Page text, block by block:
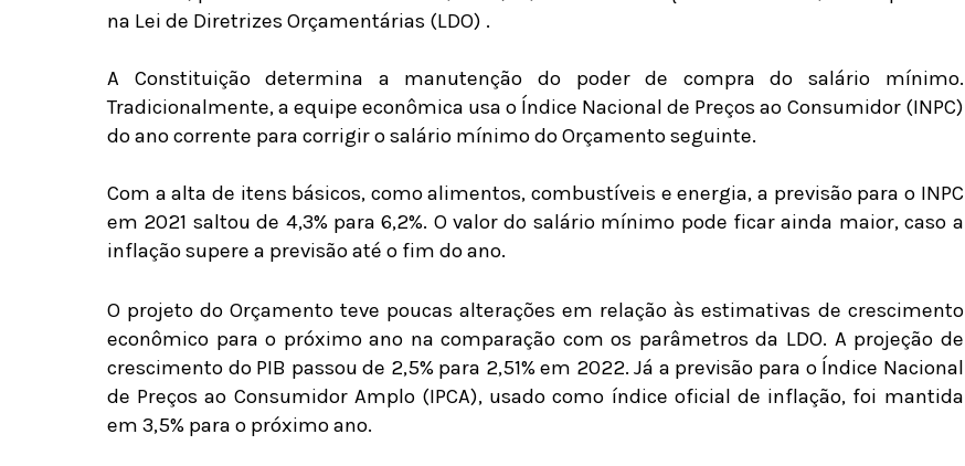
na Lei de Diretrizes Orçamentárias (LDO) .
A Constituição determina a manutenção do poder de compra do salário mínimo.
Tradicionalmente, a equipe econômica usa o Índice Nacional de Preços ao Consumidor (INPC)
do ano corrente para corrigir o salário mínimo do Orçamento seguinte.
Com a alta de itens básicos, como alimentos, combustíveis e energia, a previsão para o INPC
em 2021 saltou de 4,3% para 6,2%. O valor do salário mínimo pode ficar ainda maior, caso a
inflação supere a previsão até o fim do ano.
O projeto do Orçamento teve poucas alterações em relação às estimativas de crescimento
econômico para o próximo ano na comparação com os parâmetros da LDO. A projeção de
crescimento do PIB passou de 2,5% para 2,51% em 2022. Já a previsão para o Índice Nacional
de Preços ao Consumidor Amplo (IPCA), usado como índice oficial de inflação, foi mantida
em 3,5% para o próximo ano.